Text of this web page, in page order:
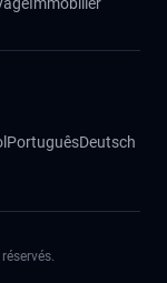
PortuguêsDeutsch